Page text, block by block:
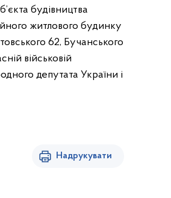
будівництва
житлового будинку
62, Бучанського
військовій
депутата України і
Надрукувати